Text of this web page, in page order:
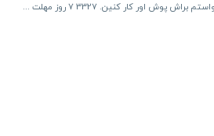
کار کنین. 3327 7 روز مهلت ...